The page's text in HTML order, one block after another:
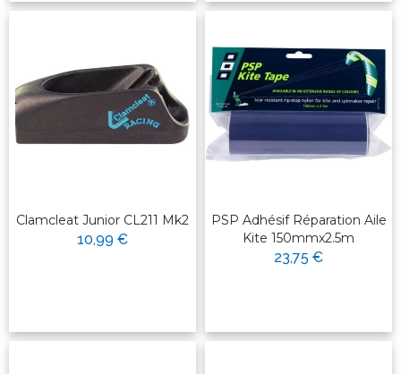
Clamcleat Junior CL211 Mk2
10,99 €
PSP Adhésif Réparation Aile
Kite 150mmx2.5m
23,75 €